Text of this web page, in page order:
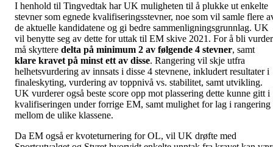
I henhold til Tingvedtak har UK muligheten til å plukke ut enkelte
stevner som egnede kvalifiseringsstevner, noe som vil samle flere
de aktuelle kandidatene og gi bedre sammenligningsgrunnlag. UK
vil benytte seg av dette for uttak til EM skive 2021. For å bli
må skyttere delta på minimum 2 av følgende 4 stevner, samt
klare kravet på minst ett av disse. Rangering vil skje utfra
helhetsvurdering av innsats i disse 4 stevnene, inkludert resultater i
finaleskyting, vurdering av toppnivå vs. stabilitet, samt utvikling.
UK vurderer også beste score opp mot plassering dette kunne gitt i
kvalifiseringen under forrige EM, samt mulighet for lag i rangering
mellom de ulike klassene.
Da EM også er kvoteturnering for OL, vil UK drøfte med